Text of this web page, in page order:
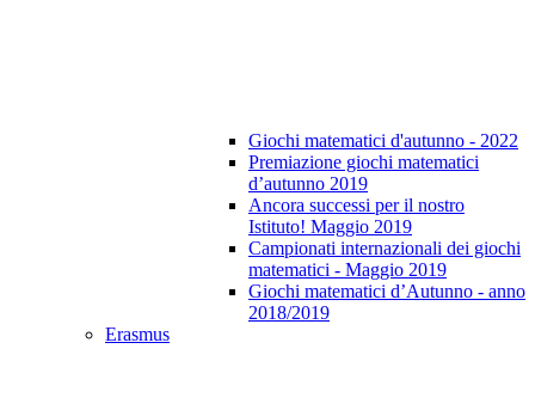
Giochi matematici d'autunno - 2022
Premiazione giochi matematici
d’autunno 2019
Ancora successi per il nostro
Istituto! Maggio 2019
Campionati internazionali dei giochi
matematici - Maggio 2019
Giochi matematici d’Autunno - anno
2018/2019
Erasmus